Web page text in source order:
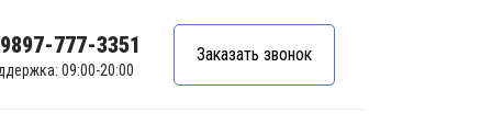
777-3351
09:00-20:00
Заказать звонок